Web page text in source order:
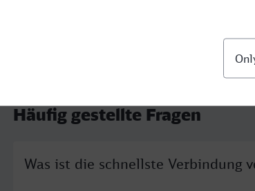
08-09 01:36
Häufig gestellte Fragen
Was ist die schnellste Verbindung